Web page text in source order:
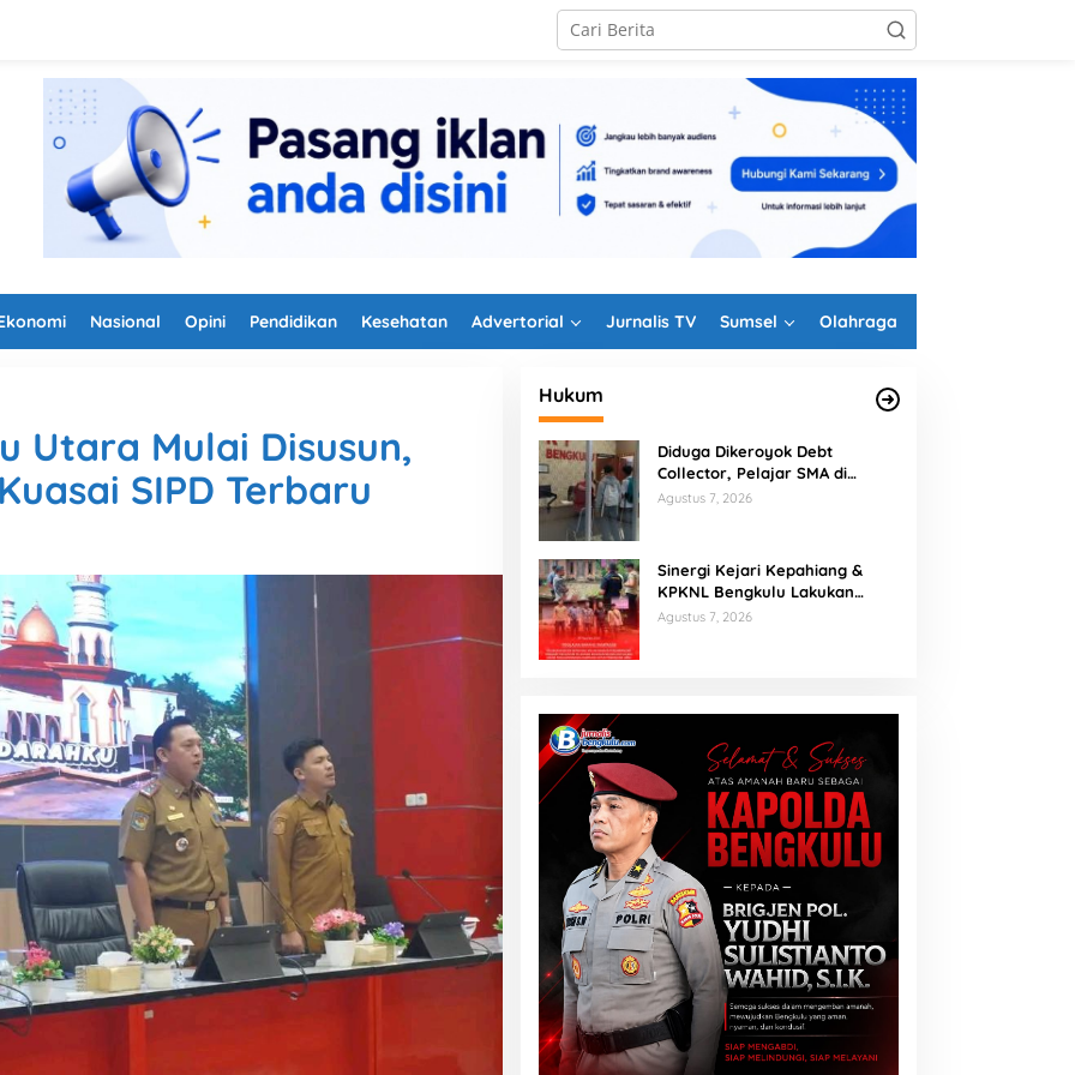
Nasional Opini Pendidikan Kesehatan Advertorial Jurnalis TV Sumsel Olahraga
Utara Mulai Disusun,
SIPD Terbaru
Hukum
Diduga Dikeroyok Debt
Collector, Pelajar SMA di
Bengkulu Tempuh Jalur Hukum
Agustus 7, 2026
Sinergi Kejari Kepahiang &
KPKNL Bengkulu Lakukan
Penilaian Barang Rampasan
Agustus 7, 2026